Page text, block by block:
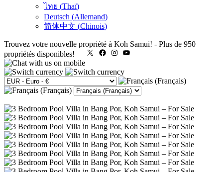
ไทย (Thaï)
Deutsch (Allemand)
简体中文 (Chinois)
Trouvez votre nouvelle propriété à Koh Samui! - Plus de 950
propriétés disponibles!
X FacebookInstagram